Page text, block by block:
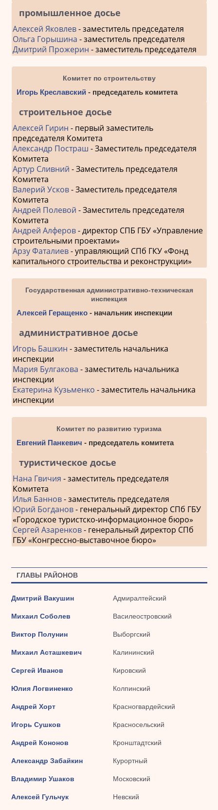
промышленное досье
Алексей Яковлев- заместитель председателя
Ольга Горышина - заместитель председателя
Дмитрий Прожерин - заместитель председателя
Комитет по строительству
Игорь Креславский - председатель комитета
строительное досье
Алексей Гирин - первый заместитель
председателя Комитета
Александр Постраш - Заместитель председателя
Комитета
Артур Сливний - Заместитель председателя
Комитета
Валерий Усков- Заместитель председателя
Комитета
Андрей Полевой - Заместитель председателя
Комитета
Андрей Алферов- директор СПБ ГБУ «Управление
строительными проектами»
Арзу Фаталиев- управляющий СПб ГКУ «Фонд
капитального строительства и реконструкции»
Государственная административно-техническая
инспекция
Алексей Геращенко- начальник инспекции
административное досье
Игорь Башкин - заместитель начальника
инспекции
Мария Булгакова - заместитель начальника
инспекции
Екатерина Кузьменко - заместитель начальника
инспекции
Комитет по развитию туризма
Евгений Панкевич - председатель комитета
туристическое досье
Нана Гвичия - заместитель председателя
Комитета
Илья Баннов- заместитель председателя
Юрий Богданов- генеральный директор СПб ГБУ
«Городское туристско-информационное бюро»
Сергей Азаренков- генеральный директор СПб
ГБУ «Конгрессно-выставочное бюро»
ГЛАВЫ РАЙОНОВ
Дмитрий Вакушин Адмиралтейский
Михаил Соболев Василеостровский
Виктор Полунин Выборгский
Михаил Асташкевич Калининский
Сергей Иванов Кировский
Юлия Логвиненко Колпинский
Андрей Хорт Красногвардейский
Игорь Сушков Красносельский
Андрей Кононов Кронштадтский
Александр Забайкин Курортный
Владимир Ушаков Московский
Алексей Гульчук Невский